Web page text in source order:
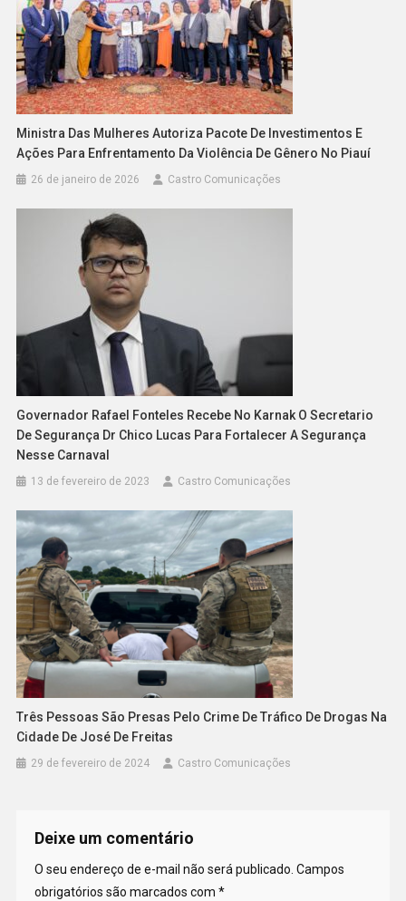
Ministra Das Mulheres Autoriza Pacote De Investimentos E
Ações Para Enfrentamento Da Violência De Gênero No Piauí
26 de janeiro de 2026 Castro Comunicações
Governador Rafael Fonteles Recebe No Karnak O Secretario
De Segurança Dr Chico Lucas Para Fortalecer A Segurança
Nesse Carnaval
13 de fevereiro de 2023 Castro Comunicações
Três Pessoas São Presas Pelo Crime De Tráfico De Drogas Na
Cidade De José De Freitas
29 de fevereiro de 2024 Castro Comunicações
Deixe um comentário
O seu endereço de e-mail não será publicado. Campos
obrigatórios são marcados com *